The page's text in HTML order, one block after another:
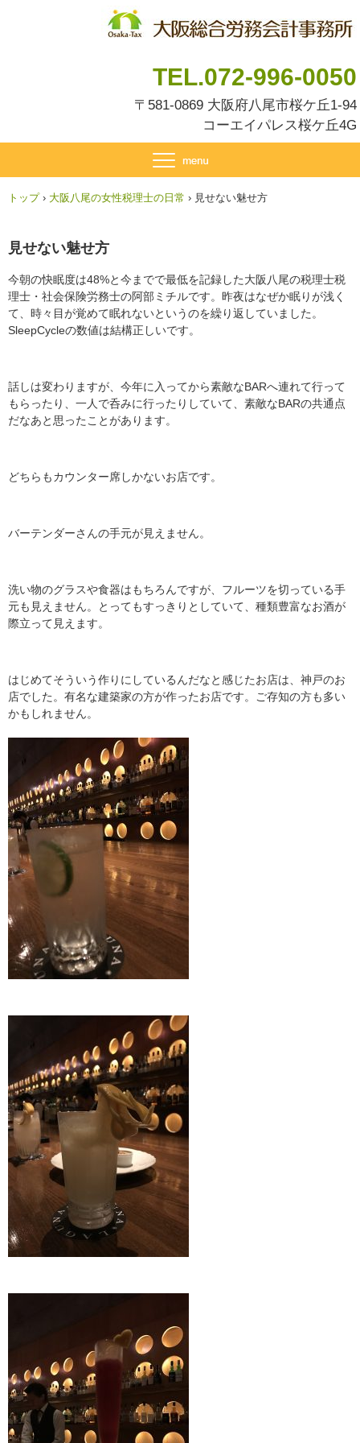
TEL.072-996-0050
〒581-0869 大阪府八尾市桜ケ丘1-94
コーエイパレス桜ケ丘4G
トップ › 大阪八尾の女性税理士の日常 › 見せない魅せ方
見せない魅せ方
今朝の快眠度は48%と今までで最低を記録した大阪八尾の税理士税
理士・社会保険労務士の阿部ミチルです。昨夜はなぜか眠りが浅く
て、時々目が覚めて眠れないというのを繰り返していました。
SleepCycleの数値は結構正しいです。
話しは変わりますが、今年に入ってから素敵なBARへ連れて行って
もらったり、一人で呑みに行ったりしていて、素敵なBARの共通点
だなあと思ったことがあります。
どちらもカウンター席しかないお店です。
バーテンダーさんの手元が見えません。
洗い物のグラスや食器はもちろんですが、フルーツを切っている手
元も見えません。とってもすっきりとしていて、種類豊富なお酒が
際立って見えます。
はじめてそういう作りにしているんだなと感じたお店は、神戸のお
店でした。有名な建築家の方が作ったお店です。ご存知の方も多い
かもしれません。